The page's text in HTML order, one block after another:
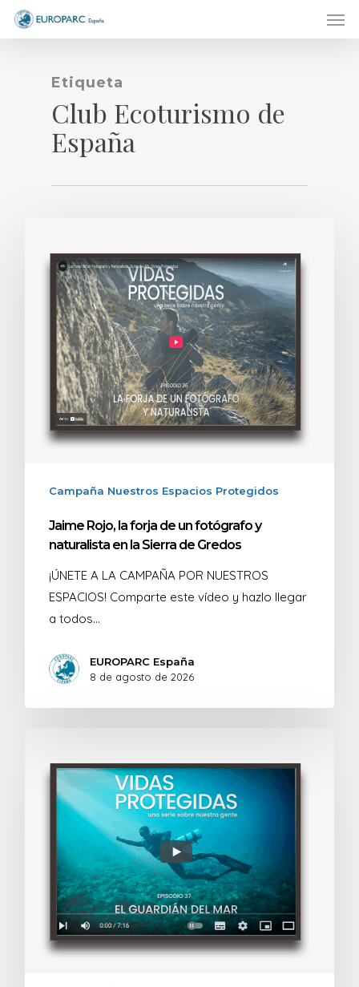
Skip
Etiqueta
Club Ecoturismo de
España
Campaña Nuestros Espacios Protegidos
Jaime Rojo, la forja de un fotógrafo y
naturalista en la Sierra de Gredos
¡ÚNETE A LA CAMPAÑA POR NUESTROS
ESPACIOS! Comparte este vídeo y hazlo llegar
a todos…
EUROPARC España
8 de agosto de 2026